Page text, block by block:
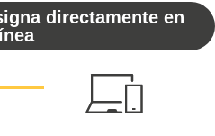
directamente en